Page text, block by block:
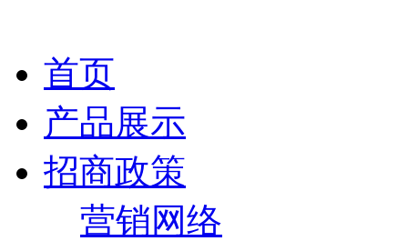
首页
产品展示
招商政策
营销网络